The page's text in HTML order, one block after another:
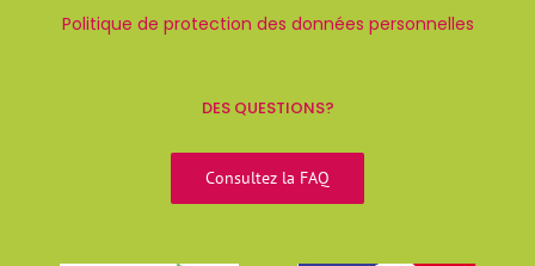
Politique de protection des données personnelles
DES QUESTIONS?
Consultez la FAQ